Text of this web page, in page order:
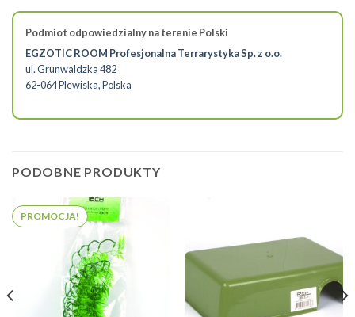
Podmiot odpowiedzialny na terenie Polski
EGZOTIC ROOM Profesjonalna Terrarystyka Sp. z o.o.
ul. Grunwaldzka 482
62-064 Plewiska, Polska
PODOBNE PRODUKTY
PROMOCJA!